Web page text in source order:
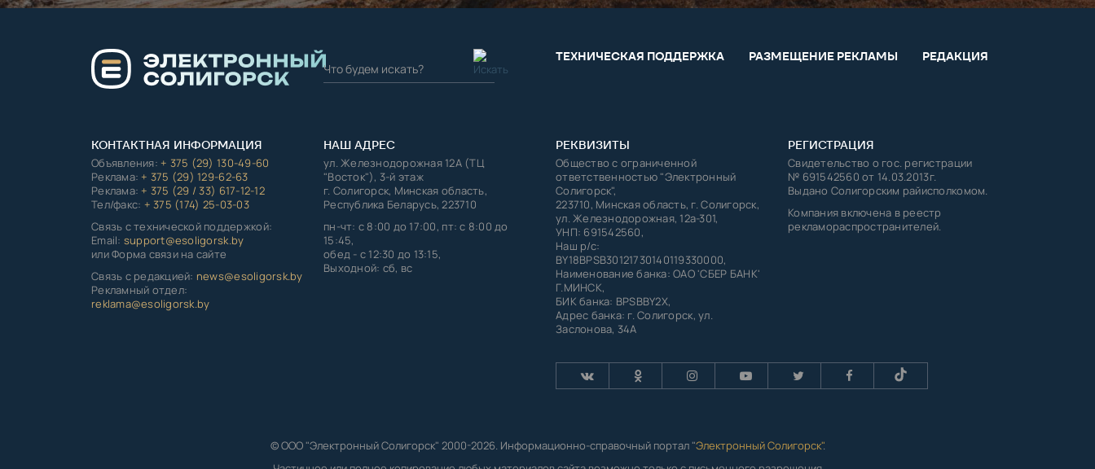
ТЕХНИЧЕСКАЯ ПОДДЕРЖКА РАЗМЕЩЕНИЕ РЕКЛАМЫ РЕДАКЦИЯ
КОНТАКТНАЯ ИНФОРМАЦИЯ
Объявления:+ 375 (29) 130-49-60
Реклама:+ 375 (29) 129-62-63
Реклама:+ 375 (29 / 33) 617-12-12
Тел/факс: + 375 (174) 25-03-03
Связь с технической поддержкой:
Email: support@esoligorsk.by
или Форма связи на сайте
Связь с редакцией: news@esoligorsk.by
Рекламный отдел:
reklama@esoligorsk.by
НАШ АДРЕС
ул. Железнодорожная 12А (ТЦ
"Восток"), 3-й этаж
г. Солигорск, Минская область,
Республика Беларусь, 223710
пн-чт: с 8:00 до 17:00, пт: с 8:00 до
15:45,
обед - с 12:30 до 13:15,
Выходной: сб, вс
РЕКВИЗИТЫ
Общество с ограниченной
ответственностью "Электронный
Солигорск",
223710, Минская область, г. Солигорск,
ул. Железнодорожная, 12а-301,
УНП: 691542560,
Наш р/с:
BY18BPSB30121730140119330000,
Наименование банка: ОАО 'СБЕР БАНК'
Г.МИНСК,
БИК банка: BPSBBY2X,
Адрес банка: г. Солигорск, ул.
Заслонова, 34А
РЕГИСТРАЦИЯ
Свидетельство о гос. регистрации
№ 691542560 от 14.03.2013г.
Выдано Солигорским райисполкомом.
Компания включена в реестр
рекламораспространителей.
© ООО "Электронный Солигорск" 2000-2026. Информационно-справочный портал "Электронный Солигорск".